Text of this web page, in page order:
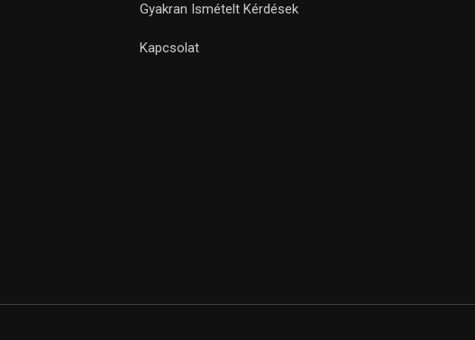
Gyakran Ismételt Kérdések
Kapcsolat